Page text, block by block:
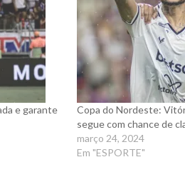
e garante
Copa do Nordeste:
segue com chance de
março 24, 2024
Em "ESPORTE"